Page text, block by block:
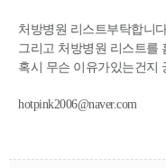
처방병원 리스트부탁합니
그리고 처방병원 리스트를
혹시 무슨 이유가있는건지
hotpink2006@naver.com